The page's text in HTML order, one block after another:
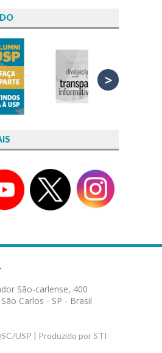
>
São-carlense, 400
Carlos - SP - Brasil
USP | Produzido por STI